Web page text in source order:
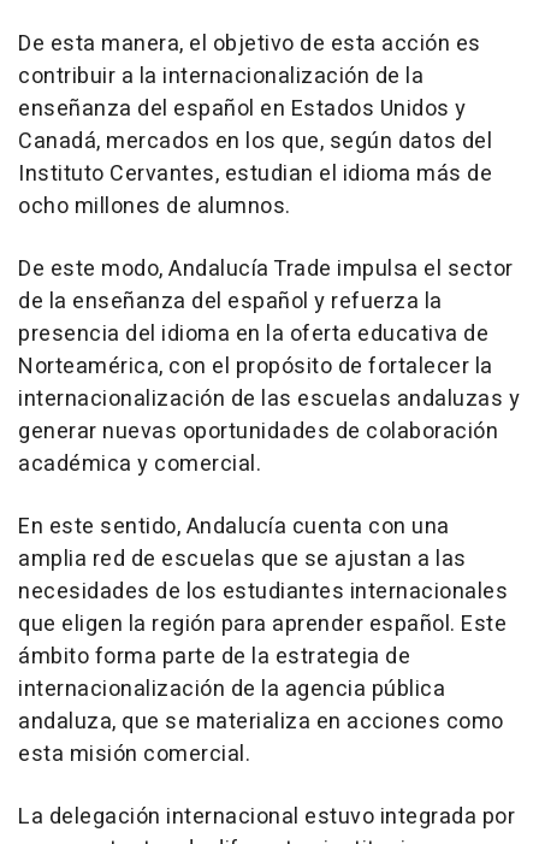
De esta manera, el objetivo de esta acción es
contribuir a la internacionalización de la
enseñanza del español en Estados Unidos y
Canadá, mercados en los que, según datos del
Instituto Cervantes, estudian el idioma más de
ocho millones de alumnos.
De este modo, Andalucía Trade impulsa el sector
de la enseñanza del español y refuerza la
presencia del idioma en la oferta educativa de
Norteamérica, con el propósito de fortalecer la
internacionalización de las escuelas andaluzas y
generar nuevas oportunidades de colaboración
académica y comercial.
En este sentido, Andalucía cuenta con una
amplia red de escuelas que se ajustan a las
necesidades de los estudiantes internacionales
que eligen la región para aprender español. Este
ámbito forma parte de la estrategia de
internacionalización de la agencia pública
andaluza, que se materializa en acciones como
esta misión comercial.
La delegación internacional estuvo integrada por